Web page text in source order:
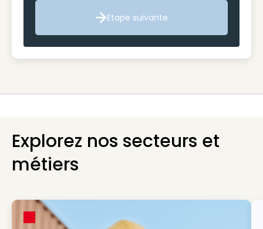
Etape suivante
Etape suivante
Explorez nos secteurs et
métiers